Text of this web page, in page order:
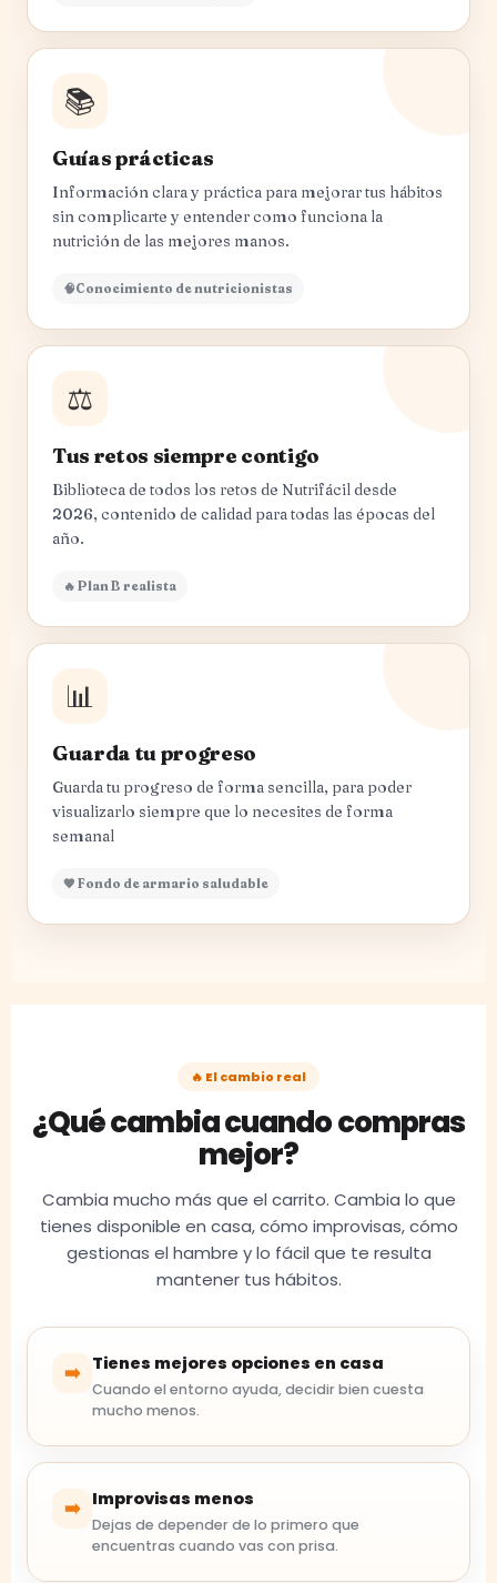
📚
Guías prácticas
Información clara y práctica para mejorar tus hábitos
sin complicarte y entender como funciona la
nutrición de las mejores manos.
🧠Conocimiento de nutricionistas
⚖️
Tus retos siempre contigo
Biblioteca de todos los retos de Nutrifácil desde
2026, contenido de calidad para todas las épocas del
año.
🔥 Plan B realista
📊
Guarda tu progreso
Guarda tu progreso de forma sencilla, para poder
visualizarlo siempre que lo necesites de forma
semanal
🧡 Fondo de armario saludable
🔥 El cambio real
¿Qué cambia cuando compras
mejor?
Cambia mucho más que el carrito. Cambia lo que
tienes disponible en casa, cómo improvisas, cómo
gestionas el hambre y lo fácil que te resulta
mantener tus hábitos.
➡️ Tienes mejores opciones en casa
Cuando el entorno ayuda, decidir bien cuesta
mucho menos.
➡️ Improvisas menos
Dejas de depender de lo primero que
encuentras cuando vas con prisa.